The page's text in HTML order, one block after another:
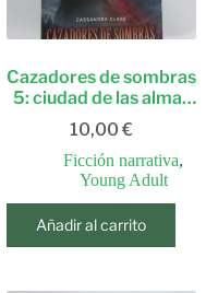
Cazadores de sombras
5: ciudad de las almas
perdidas
10,00 €
Ficción narrativa,
Young Adult
Añadir al carrito